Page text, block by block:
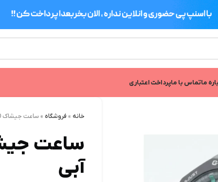
ماتماس با ماپرداخت اعتباری
خانه » فروشگاه »ساعت جیشاک 2100 طوسی صفحه آبی
آبی